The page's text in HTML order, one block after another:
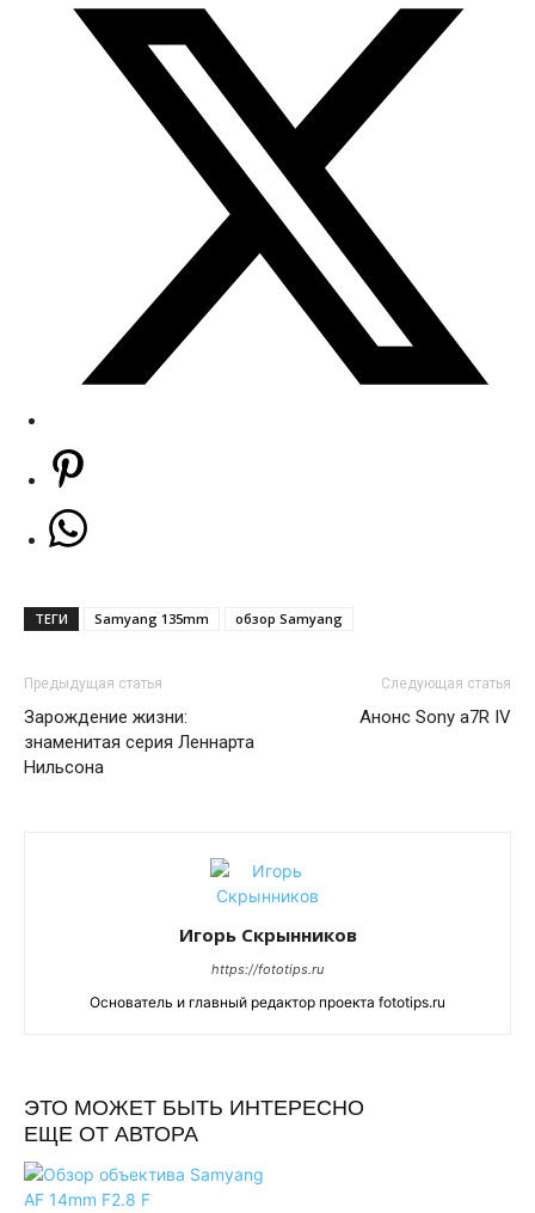
ТЕГИ Samyang 135mm обзор Samyang
Предыдущая статья
Зарождение жизни:
знаменитая серия Леннарта
Нильсона
Следующая статья
Анонс Sony a7R IV
Игорь Скрынников
https://fototips.ru
Основатель и главный редактор проекта fototips.ru
ЭТО МОЖЕТ БЫТЬ ИНТЕРЕСНО
ЕЩЕ ОТ АВТОРА